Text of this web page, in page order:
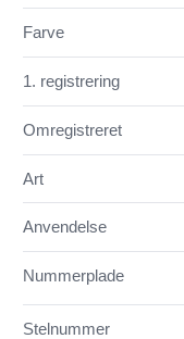
Farve
1. registrering
Omregistreret
Art
Anvendelse
Nummerplade
Stelnummer